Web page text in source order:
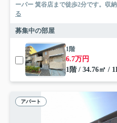
ーパー 箕谷店まで徒歩2分です。収
る
募集中の部屋
1階
6.7万円
1階 / 34.76㎡ /
アパート